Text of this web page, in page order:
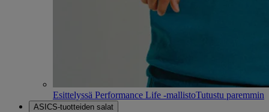
Esittelyssä Performance Life -mallistoTutustu paremmin
ASICS-tuotteiden salat